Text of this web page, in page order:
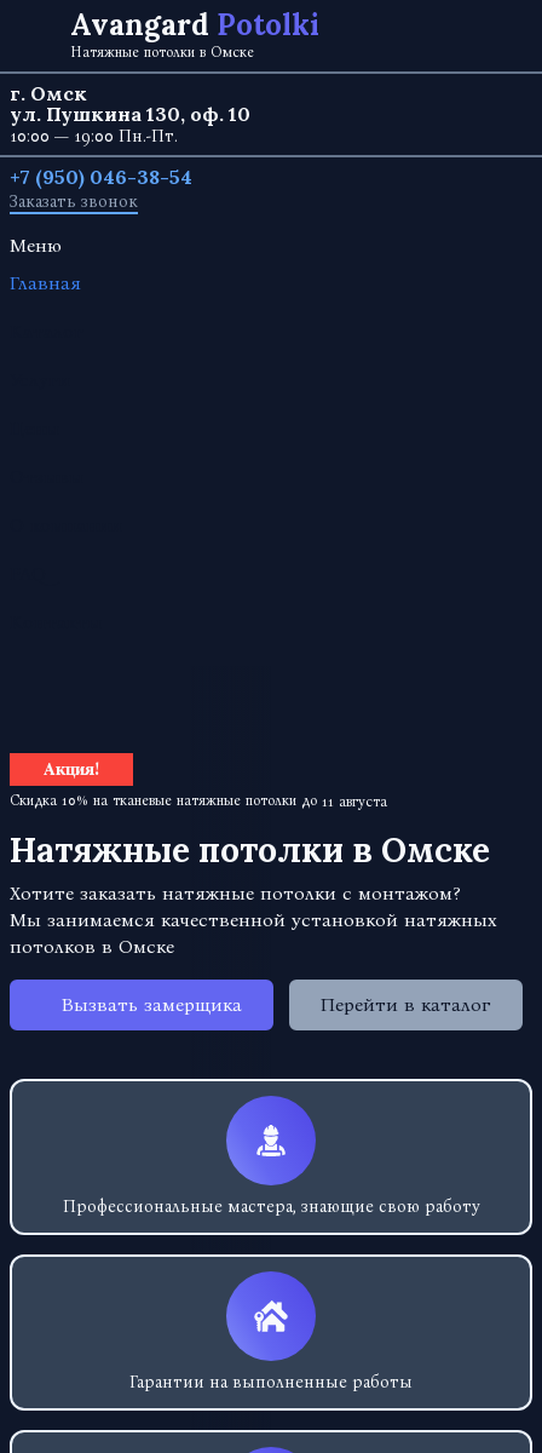
Перейти к содержанию
Avangard Potolki
Натяжные потолки в Омске
г. Омск
ул. Пушкина 130, оф. 10
10:00 — 19:00 Пн.-Пт.
+7 (950) 046-38-54
Заказать звонок
Меню
Главная
Акция!
Скидка 10% на тканевые натяжные потолки до 11 августа
Натяжные потолки в Омске
Хотите заказать натяжные потолки с монтажом?
Мы занимаемся качественной установкой натяжных
потолков в Омске
Вызвать замерщика Перейти в каталог
Профессиональные мастера, знающие свою работу
Гарантии на выполненные работы